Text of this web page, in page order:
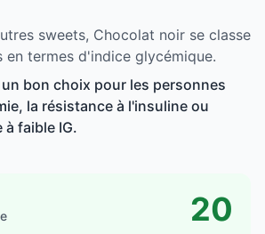
sweets, Chocolat noir se classe
en termes d'indice glycémique.
bon choix pour les personnes
la résistance à l'insuline ou
faible IG.
20